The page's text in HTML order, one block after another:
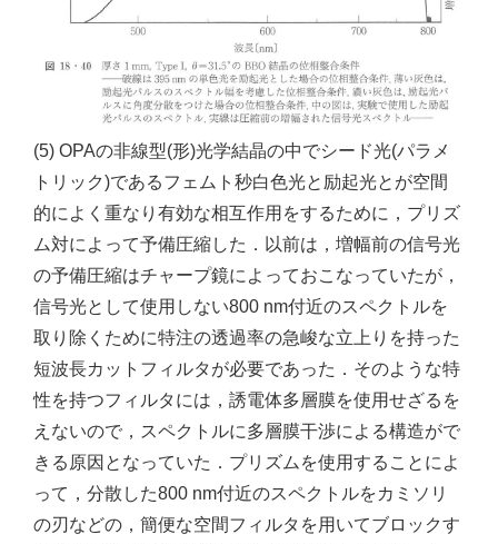
(5) OPAの非線型(形)光学結晶の中でシード光(パラメ
トリック)であるフェムト秒白色光と励起光とが空間
的によく重なり有効な相互作用をするために，プリズ
ム対によって予備圧縮した．以前は，増幅前の信号光
の予備圧縮はチャープ鏡によっておこなっていたが，
信号光として使用しない800 nm付近のスペクトルを
取り除くために特注の透過率の急峻な立上りを持った
短波長カットフィルタが必要であった．そのような特
性を持つフィルタには，誘電体多層膜を使用せざるを
えないので，スペクトルに多層膜干渉による構造がで
きる原因となっていた．プリズムを使用することによ
って，分散した800 nm付近のスペクトルをカミソリ
の刃などの，簡便な空間フィルタを用いてブロックす